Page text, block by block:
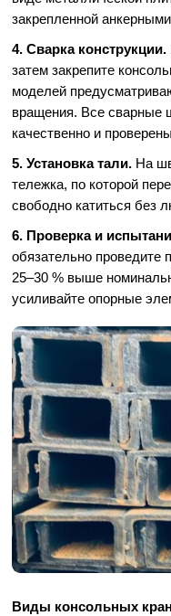
закрепленной
4. Сварка конструкции.
затем закрепите
моделей
вращения. Все
качественно и
5. Установка тали. На
тележка, по которой
свободно катиться без
6. Проверка и
обязательно проведите
25–30 % выше
усиливайте опорные
Виды консольных